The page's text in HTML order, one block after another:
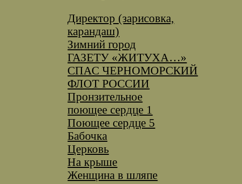
Директор (зарисовка,
карандаш)
Зимний город
ГАЗЕТУ «ЖИТУХА…»
СПАС ЧЕРНОМОРСКИЙ
ФЛОТ РОССИИ
Пронзительное
поющее сердце 1
Поющее сердце 5
Бабочка
Церковь
На крыше
Женщина в шляпе